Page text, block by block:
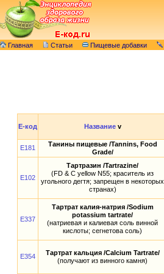
Главная Статьи Пищевые добавки
E-код Названиеv
E181
Танины пищевые /Tannins, Food
Grade/
E102
Тартразин /Tartrazine/
(FD & С yellow N55; краситель из
угольного дегтя; запрещен в некоторых
странах)
E337
Тартрат калия-натрия /Sodium
potassium tartrate/
(натриевая и калиевая соль винной
кислоты; сегнетова соль)
E354
Тартрат кальция /Calcium Tartrate/
(получают из винного камня)